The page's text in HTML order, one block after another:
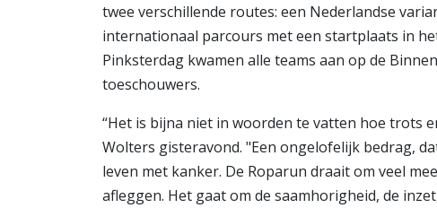
twee verschillende routes: een Nederlandse
internationaal parcours met een startplaats in
Pinksterdag kwamen alle teams aan op de
toeschouwers.
“Het is bijna niet in woorden te vatten hoe trots
Wolters gisteravond. "Een ongelofelijk bedrag,
leven met kanker. De Roparun draait om veel
afleggen. Het gaat om de saamhorigheid, de